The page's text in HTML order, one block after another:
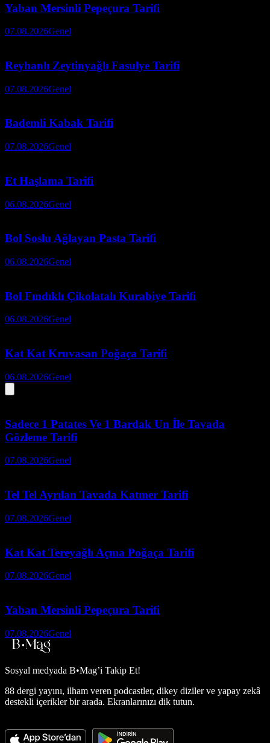
Yaban Mersinli Pepeçura Tarifi
07.08.2026Genel
Reyhanlı Zeytinyağlı Fasulye Tarifi
07.08.2026Genel
Bademli Kabak Tarifi
07.08.2026Genel
Et Haşlama Tarifi
06.08.2026Genel
Bol Soslu Ağlayan Pasta Tarifi
06.08.2026Genel
Bol Fındıklı Çikolatalı Kurabiye Tarifi
06.08.2026Genel
Kat Kat Kruvasan Poğaça Tarifi
06.08.2026Genel
Sadece 1 Patates Ve 1 Bardak Un İle Tavada
Gözleme Tarifi
07.08.2026Genel
Tel Tel Ayrılan Tavada Katmer Tarifi
07.08.2026Genel
Kat Kat Tereyağlı Açma Poğaça Tarifi
07.08.2026Genel
Yaban Mersinli Pepeçura Tarifi
07.08.2026Genel
Sosyal medyada B•Mag’i Takip Et!
88 dergi yayını, ilham veren podcastler, dikey diziler ve yapay zekâ
destekli içerikler bir arada. Ekranlarınızı dik tutun.